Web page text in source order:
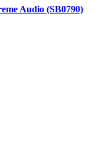
Audio (SB0790)